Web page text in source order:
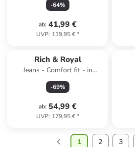
-64%
ab: 41,99 €
UVP: 119,95 €*
Rich & Royal
Jeans - Comfort fit - in
Hellblau
-69%
ab: 54,99 €
UVP: 179,95 €*
1 2 3